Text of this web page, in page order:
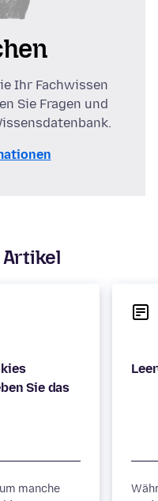
Ihr Fachwissen
Sie Fragen und
Sie das
manche